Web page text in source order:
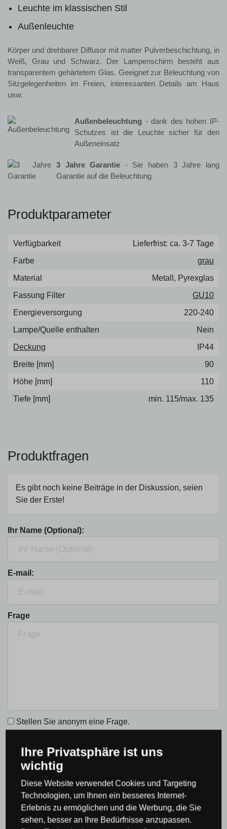
Leuchte im klassischen Stil
Außenleuchte
Körper und drehbarer Diffusor mit matter Pulverbeschichtung, in
Weiß, Grau und Schwarz. Der Lampenschirm besteht aus
transparentem gehärtetem Glas. Geeignet zur Beleuchtung von
Sitzgelegenheiten im Freien, interessanten Details am Haus
usw.
Außenbeleuchtung - dank des hohen IP-
Schutzes ist die Leuchte sicher für den
Außeneinsatz
3 Jahre Garantie - Sie haben 3 Jahre lang
Garantie auf die Beleuchtung
Produktparameter
Verfügbarkeit
Lieferfrist: ca. 3-7 Tage
Farbe
grau
Material
Metall, Pyrexglas
Fassung Filter
GU10
Energieversorgung
220-240
Lampe/Quelle enthalten
Nein
Deckung
IP44
Breite [mm]
90
Höhe [mm]
110
Tiefe [mm]
min. 115/max. 135
Produktfragen
Es gibt noch keine Beiträge in der Diskussion, seien
Sie der Erste!
Ihr Name (Optional):
E-mail:
Frage
Stellen Sie anonym eine Frage.
Einwilligungserklärunggelesen und bin damit
einverstanden.
SENDEN SIE EINE FRAGE
Ihre Privatsphäre ist uns
wichtig
Diese Website verwendet Cookies und Targeting
Technologien, um Ihnen ein besseres Internet-
Erlebnis zu ermöglichen und die Werbung, die Sie
sehen, besser an Ihre Bedürfnisse anzupassen.